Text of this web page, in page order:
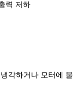
력 저하
각하거나 모터에